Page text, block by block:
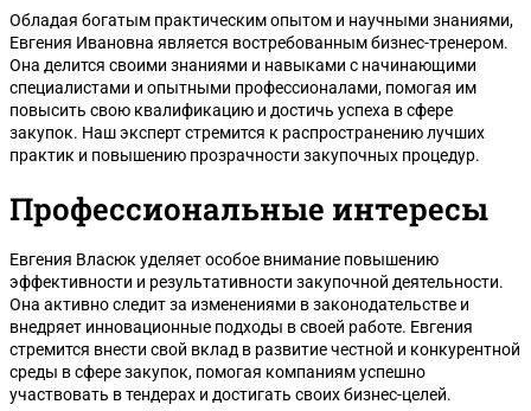
Обладая богатым практическим опытом и научными знаниями,
Евгения Ивановна является востребованным бизнес-тренером.
Она делится своими знаниями и навыками с начинающими
специалистами и опытными профессионалами, помогая им
повысить свою квалификацию и достичь успеха в сфере
закупок. Наш эксперт стремится к распространению лучших
практик и повышению прозрачности закупочных процедур.
Профессиональные интересы
Евгения Власюк уделяет особое внимание повышению
эффективности и результативности закупочной деятельности.
Она активно следит за изменениями в законодательстве и
внедряет инновационные подходы в своей работе. Евгения
стремится внести свой вклад в развитие честной и конкурентной
среды в сфере закупок, помогая компаниям успешно
участвовать в тендерах и достигать своих бизнес-целей.